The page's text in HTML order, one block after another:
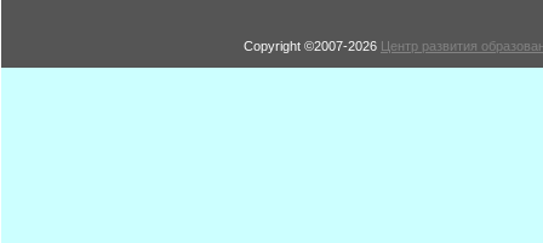
Copyright ©2007-2026 Центр развития